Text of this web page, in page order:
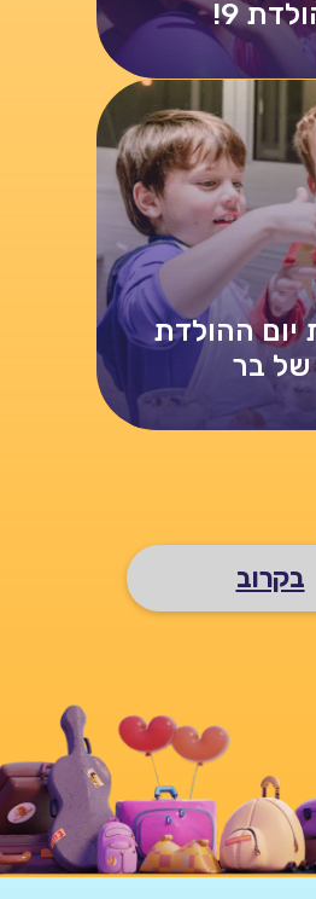
9!
יום ההולדת
של בר
בקרוב